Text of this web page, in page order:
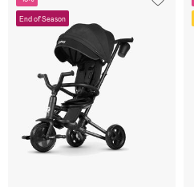
End of Season